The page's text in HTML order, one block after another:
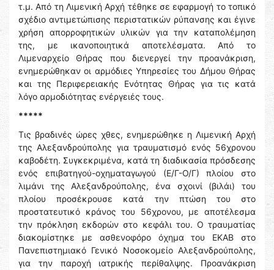
τ.μ. Από τη Λιμενική Αρχή τέθηκε σε εφαρμογή το τοπικό
σχέδιο αντιμετώπισης περιστατικών ρύπανσης και έγινε
χρήση απορροφητικών υλικών για την καταπολέμηση
της, με ικανοποιητικά αποτελέσματα. Από το
Λιμεναρχείο Θήρας που διενεργεί την προανάκριση,
ενημερώθηκαν οι αρμόδιες Υπηρεσίες του Δήμου Θήρας
και της Περιφερειακής Ενότητας Θήρας για τις κατά
λόγο αρμοδιότητας ενέργειές τους.
*****
Τις βραδινές ώρες χθες, ενημερώθηκε η Λιμενική Αρχή
της Αλεξανδρούπολης για τραυματισμό ενός 56χρονου
καβοδέτη. Συγκεκριμένα, κατά τη διαδικασία πρόσδεσης
ενός επιβατηγού-οχηματαγωγού (Ε/Γ-Ο/Γ) πλοίου στο
λιμάνι της Αλεξανδρούπολης, ένα σχοινί (βιλάι) του
πλοίου προσέκρουσε κατά την πτώση του στο
προστατευτικό κράνος του 56χρονου, με αποτέλεσμα
την πρόκληση εκδορών στο κεφάλι του. Ο τραυματίας
διακομίστηκε με ασθενοφόρο όχημα του ΕΚΑΒ στο
Πανεπιστημιακό Γενικό Νοσοκομείο Αλεξανδρούπολης,
για την παροχή ιατρικής περίθαλψης. Προανάκριση